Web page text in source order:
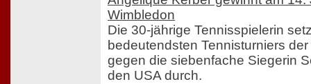
Wimbledon
Die 30-jährige Tennisspielerin
bedeutendsten Tennisturniers
gegen die siebenfache Siegerin
den USA durch.